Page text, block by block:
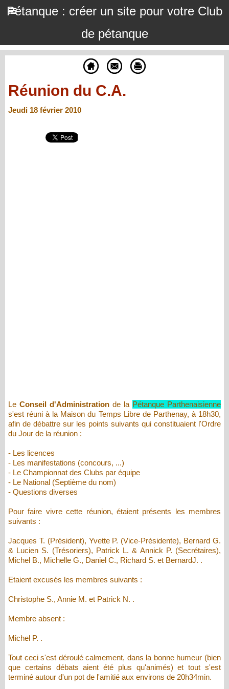
Pétanque : créer un site pour votre Club
de pétanque
Réunion du C.A.
Jeudi 18 février 2010
Le Conseil d'Administration de la Pétanque Parthenaisienne
s'est réuni à la Maison du Temps Libre de Parthenay, à 18h30,
afin de débattre sur les points suivants qui constituaient l'Ordre
du Jour de la réunion :
- Les licences
- Les manifestations (concours, ...)
- Le Championnat des Clubs par équipe
- Le National (Septième du nom)
- Questions diverses
Pour faire vivre cette réunion, étaient présents les membres
suivants :
Jacques T. (Président), Yvette P. (Vice-Présidente), Bernard G.
& Lucien S. (Trésoriers), Patrick L. & Annick P. (Secrétaires),
Michel B., Michelle G., Daniel C., Richard S. et BernardJ. .
Etaient excusés les membres suivants :
Christophe S., Annie M. et Patrick N. .
Membre absent :
Michel P. .
Tout ceci s'est déroulé calmement, dans la bonne humeur (bien
que certains débats aient été plus qu'animés) et tout s'est
terminé autour d'un pot de l'amitié aux environs de 20h34min.